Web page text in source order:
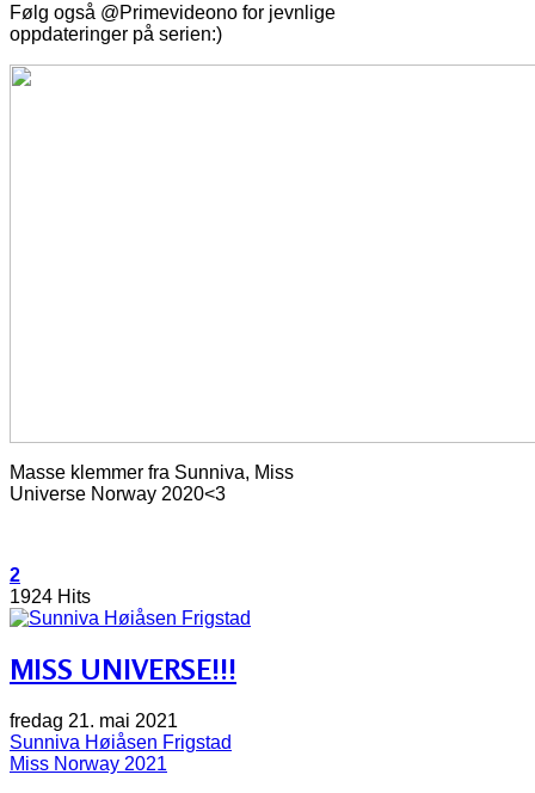
Følg også @Primevideono for jevnlige
oppdateringer på serien:)
Masse klemmer fra Sunniva, Miss
Universe Norway 2020<3
2
1924 Hits
MISS UNIVERSE!!!
fredag 21. mai 2021
Sunniva Høiåsen Frigstad
Miss Norway 2021